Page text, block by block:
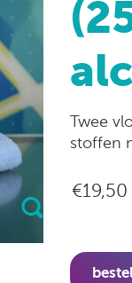
Twee
stoffen
€19,50